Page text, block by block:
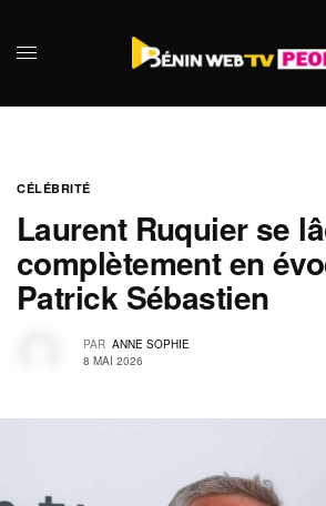
CÉLÉBRITÉ
Laurent Ruquier se
complètement en
Patrick Sébastien
PAR ANNE SOPHIE
8 MAI 2026